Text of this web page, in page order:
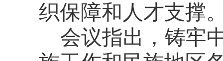
织保障和人才支撑
会议指出，铸牢